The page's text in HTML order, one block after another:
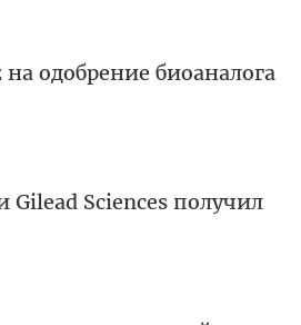
одобрение биоаналога
Sciences получил